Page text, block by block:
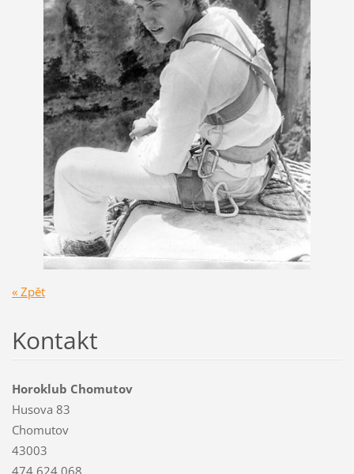
« Zpět
Kontakt
Horoklub Chomutov
Husova 83
Chomutov
43003
474 624 068